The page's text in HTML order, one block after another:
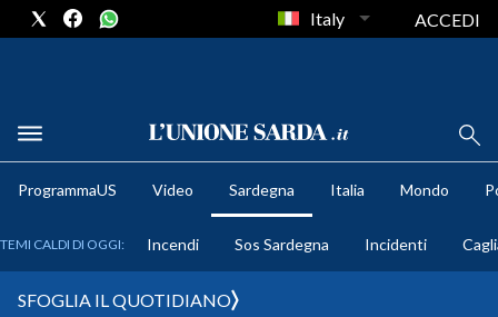
METEO
Italy ACCEDI
ProgrammaUS Video Sardegna Italia Mondo
TEMI CALDI DI OGGI: Incendi Sos Sardegna Incidenti
SFOGLIA IL QUOTIDIANO